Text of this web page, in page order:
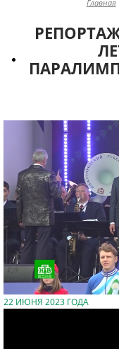
Главная
22 ИЮНЯ 2023 ГОДА